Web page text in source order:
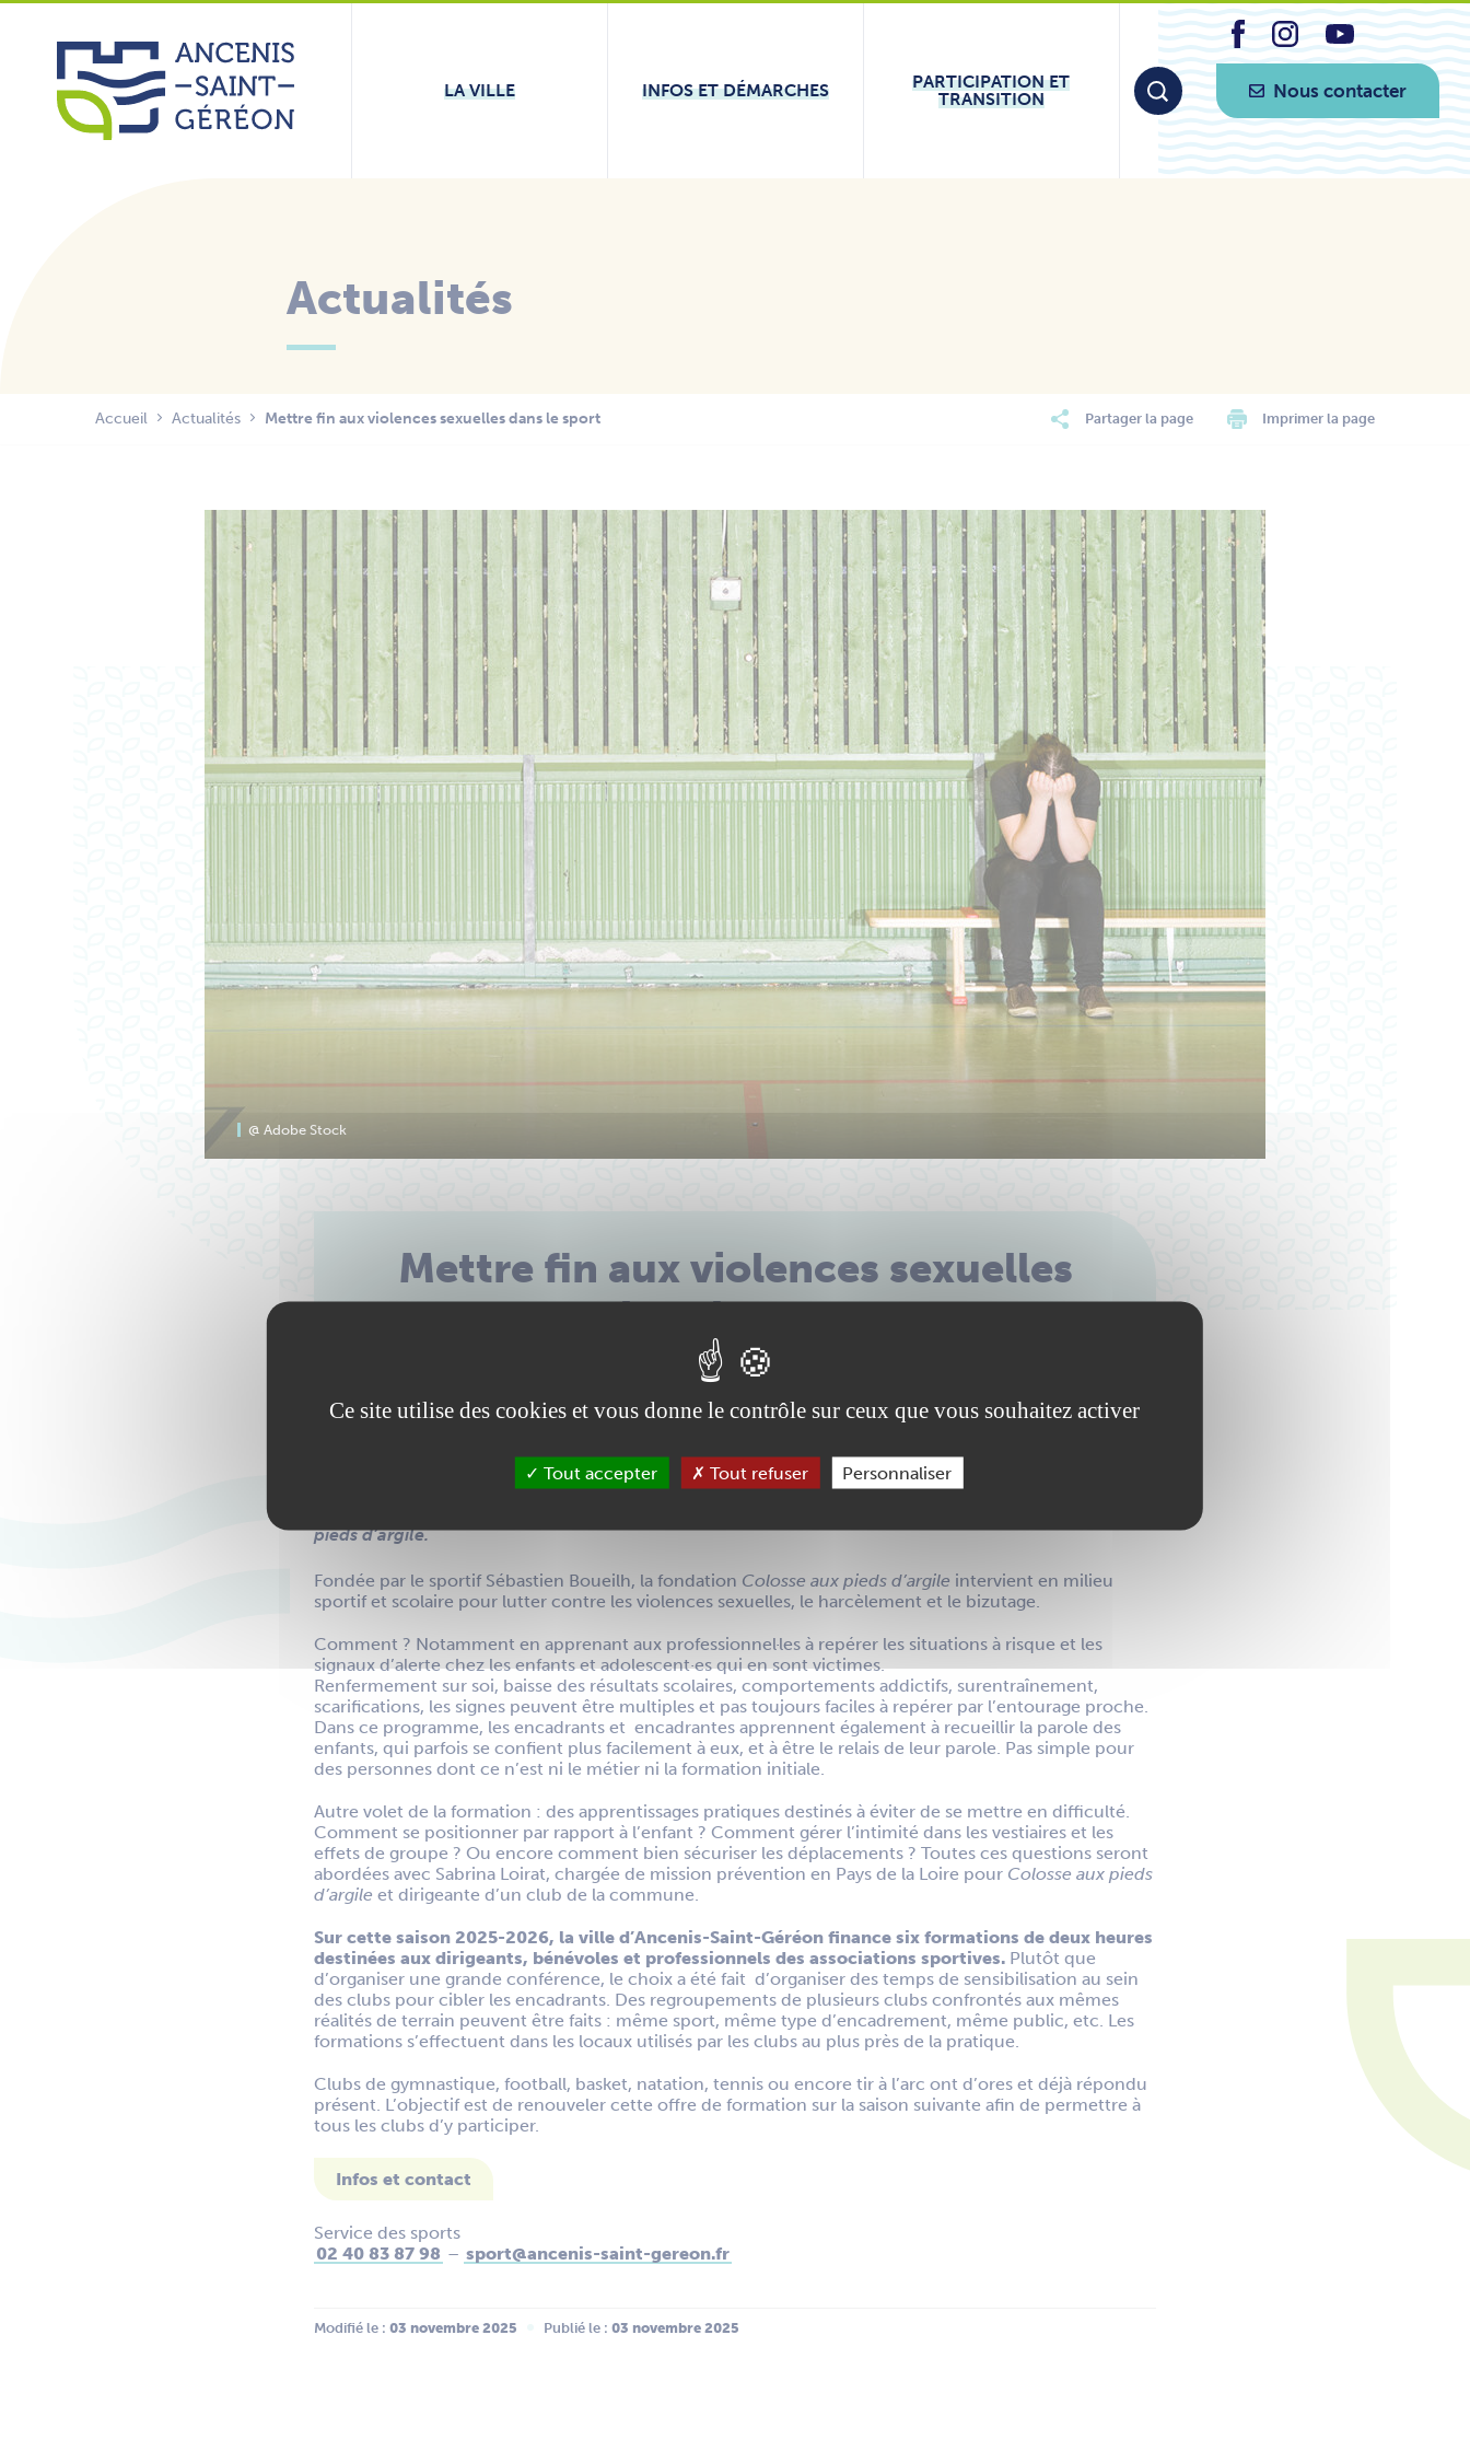
Aller
contenu
LA VILLE
INFOS ET DÉMARCHES
PARTICIPATION ET
TRANSITION
Nous contacter
Actualités
Accueil Actualités Mettre fin aux violences sexuelles dans le sport Partager la page Imprimer la page
@ Adobe Stock
Mettre fin aux violences sexuelles
dans le sport
Prévention
Les clubs sportifs d’Ancenis-Saint-Géréon formés à la lutte contre les violences sexuelles, c’est
pieds d’argile.
Fondée par le sportif Sébastien Boueilh, la fondation Colosse aux pieds d’argile intervient en milieu
sportif et scolaire pour lutter contre les violences sexuelles, le harcèlement et le bizutage.
Comment ? Notamment en apprenant aux professionnel·les à repérer les situations à risque et les
signaux d’alerte chez les enfants et adolescent·es qui en sont victimes.
Renfermement sur soi, baisse des résultats scolaires, comportements addictifs, surentraînement,
scarifications, les signes peuvent être multiples et pas toujours faciles à repérer par l’entourage proche.
Dans ce programme, les encadrants et encadrantes apprennent également à recueillir la parole des
enfants, qui parfois se confient plus facilement à eux, et à être le relais de leur parole. Pas simple pour
des personnes dont ce n’est ni le métier ni la formation initiale.
Autre volet de la formation : des apprentissages pratiques destinés à éviter de se mettre en difficulté.
Comment se positionner par rapport à l’enfant ? Comment gérer l’intimité dans les vestiaires et les
effets de groupe ? Ou encore comment bien sécuriser les déplacements ? Toutes ces questions seront
abordées avec Sabrina Loirat, chargée de mission prévention en Pays de la Loire pour Colosse aux pieds
d’argile et dirigeante d’un club de la commune.
Sur cette saison 2025-2026, la ville d’Ancenis-Saint-Géréon finance six formations de deux heures
destinées aux dirigeants, bénévoles et professionnels des associations sportives. Plutôt que
d’organiser une grande conférence, le choix a été fait d’organiser des temps de sensibilisation au sein
des clubs pour cibler les encadrants. Des regroupements de plusieurs clubs confrontés aux mêmes
réalités de terrain peuvent être faits : même sport, même type d’encadrement, même public, etc. Les
formations s’effectuent dans les locaux utilisés par les clubs au plus près de la pratique.
Clubs de gymnastique, football, basket, natation, tennis ou encore tir à l’arc ont d’ores et déjà répondu
présent. L’objectif est de renouveler cette offre de formation sur la saison suivante afin de permettre à
tous les clubs d’y participer.
Infos et contact
Service des sports
02 40 83 87 98 – sport@ancenis-saint-gereon.fr
Modifié le : 03 novembre 2025 Publié le : 03 novembre 2025
Panneau de gestion des cookies
Ce site utilise des cookies et vous donne le contrôle sur ceux que vous souhaitez activer
Tout accepter Tout refuser Personnaliser